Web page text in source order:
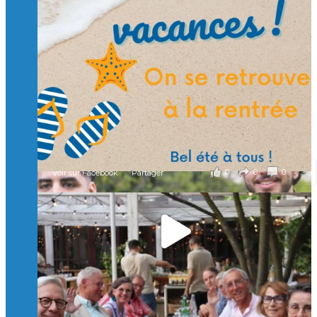
et contribuons ensemble à former les générations
d’ingénieurs de demain. 🙏
Merci à tous !
🎯 Taxe d’apprentissage 2026 : avec l'Isep, investissez pour
un numérique au service de l'humain !
À l’Isep, nous formons des ingénieurs, des bachelors, des
Mastères Spécialisés, qui allient excellence technologique et
valeurs humaines, au cœur de notre pro
...Voir plus
il y a 2 mois
0 0 0
Voir sur Facebook · Partager
🚀Afterwork à Genève 🚀
🥳 Le 22 avril dernier, 14 Alumni vivant / travaillant
en Suisse ont partagé un moment convivial de
retrouvailles et d'échanges !
Merci à tous pour votre présence et à Alexandre